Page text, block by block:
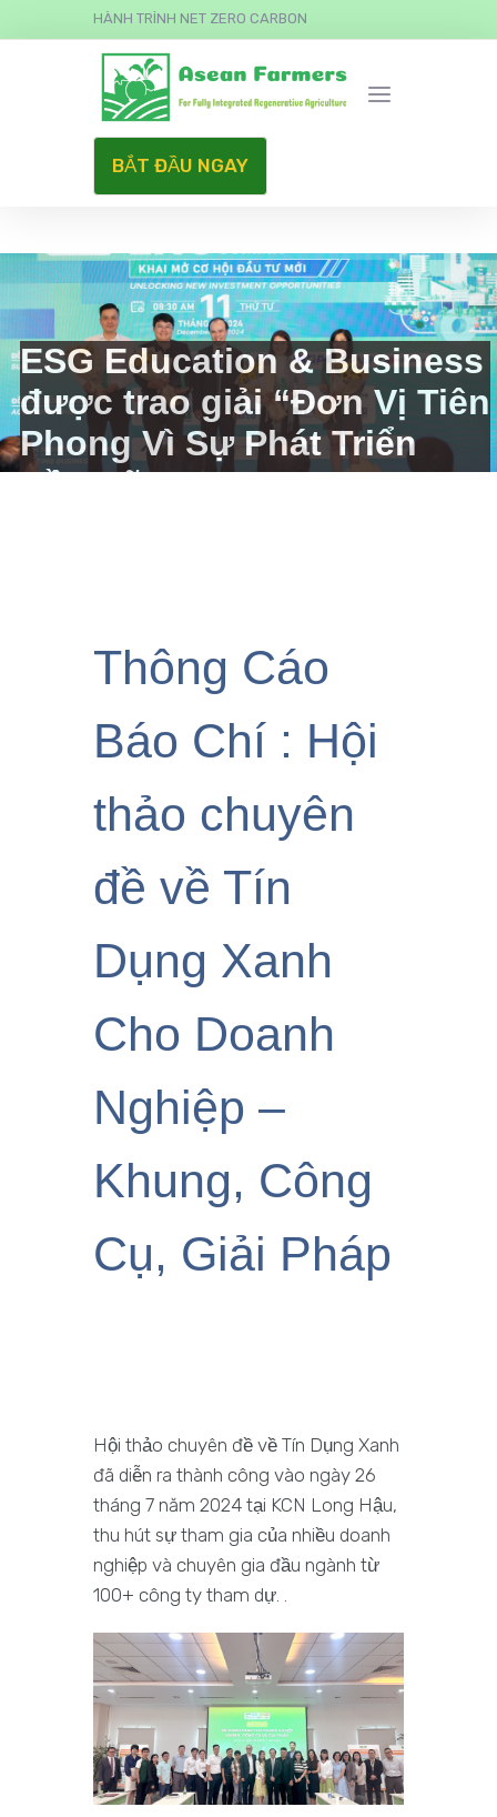
HÀNH TRÌNH NET ZERO CARBON
BẮT ĐẦU NGAY
ESG Education & Business
được trao giải “Đơn Vị Tiên
Phong Vì Sự Phát Triển
Bền Vững”
Thông Cáo
Báo Chí : Hội
thảo chuyên
đề về Tín
Dụng Xanh
Cho Doanh
Nghiệp –
Khung, Công
Cụ, Giải Pháp
Hội thảo chuyên đề về Tín Dụng Xanh
đã diễn ra thành công vào ngày 26
tháng 7 năm 2024 tại KCN Long Hậu,
thu hút sự tham gia của nhiều doanh
nghiệp và chuyên gia đầu ngành từ
100+ công ty tham dự. .